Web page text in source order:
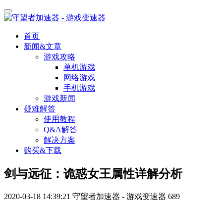
首页
新闻&文章
游戏攻略
单机游戏
网络游戏
手机游戏
游戏新闻
疑难解答
使用教程
Q&A解答
解决方案
购买&下载
剑与远征：诡惑女王属性详解分析
2020-03-18 14:39:21 守望者加速器 - 游戏变速器 689